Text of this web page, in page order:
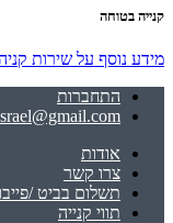
קנייה בטוחה
מידע נוסף על שירות
התחברות
אודות
צרו קשר
תשלום בביט /
תווי קנייה